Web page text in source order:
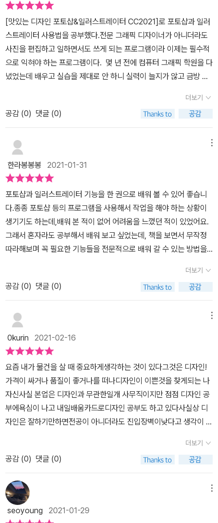
정해진 형태의 일러스트를 만들 수 있다. 또한 태블릿 펜이나 마우스
를 드래그해서 손그림 형태의 자유롭게 그린 일러스트를 완성할 수도
있다. 작업 스타일에 따라 정교한 아트웍을 만들기 위해서는 어떤 방
법으로 그리는 것이 어울리는지 선택하는 것이 좋다.이 책의 저자는
그림을 그릴 때 자신만의 독특한 개성이 묻어나는 그림을 그리는 것
은 쉽지 않지만 개성 있는 그림 스타일을 찾기 위해 일러스트레이터
권했다. 내 경우에는 일러스트레이터를 처음 배운다는 생각으로 책을
차례차례 따라해 보는 방법을 택했다. 회사에서 사용하고 있는 일러
스트레이터 프로그램이 있어서 별도로 설치할 필요는 없었다.참고로
이 책에 소개된 예제 파일과 완성 파일 등 실습 자료들은 길벗 홈페이
로드해 사용할 수 있다. 길벗 홈페이지에서 찾을 수 있다. 파트 0는 일
러스트레이터 작업을 시작하기 전에 알아야 할 기본 이론에 대해 설
명했다.본격적인 일러스트레이터 CC 2021 배우기는 도구와 패널 설
명이 들어 있는 파트 1부터다. 파트 2는 드로잉의 기본, 그리기 도구
에 대해 알아보고, 파트 3는 다양한 방법으로 채색하고 편집하는 방
법에 대해 소개했다. 파트 4는 효율적으로 문자를 디자인해 보고, 파
트 5는 그래픽 스타일 디자인하기, 파트 6는 완성도를 높이는 고급
효과에 대해 설명했다.이 책을 펼쳐 놓고 열심히 따라해 보고 있는 첫
번째 이유는 새롭게 개설한 서평 유튜브 채널 '책에끌리다'의 타이틀
했던 그림이 나오진 않았다. 이제 효율적인 학습 계획을 세우고 일러
스트레이터의 필수 기능을 배워 볼 생각이다. 조만간 새로운 로고도
만들어 포스팅으로 소개할 계획이다.이 글은 길벗 출판사로부터 도서
를 제공받아 주관적인 관점에서 살펴보고 작성했다.* 출처 : https://
blog.naver.com/twinkaka/222234016987
[맛있는 디자인 포토샵&일러스트레이터 CC2021]로 포토샵과 일러
스트레이터 사용법을 공부했다.전문 그래픽 디자이너가 아니더라도
사진을 편집하고 일하면서도 쓰게 되는 프로그램이라 이제는 필수적
으로 익혀야 하는 프로그램이다. 몇 년 전에 컴퓨터 그래픽 학원을 다
녔었는데 배우고 실습을 제대로 안 하니 실력이 늘지가 않고 금방 잊
교 광고멀티미디어디자인과, 이화여자대학교 일반대학원 시각정보디
자인과를 졸업했다. 윤이사라(포완카)님은 네이버 상위 0.1% 카페인
‘포완카(포토샵 완전정복 카페)’를 18년째 운영하고 있다. 그래픽
디자인에 꼭 필요한 포토샵과 일러스트레이터를 한번에, 그리고 가볍
게 배울 수 있어 좋다. 핵심만 골라 담아 부담 없이 학습할 수 있으며,
따로따로 배우는 것보다 두 가지 프로그램을 더욱 효과적으로 익힐
수 있다. 최신 버전인 CC 2021에 완벽히 대응하여 신기능을 빠르
게 익힐 수 있도록 도와주며, 기능을 익히는 데 최적화된 실무 예제로
기초&핵심 기능을 더욱 쉽게 학습할 수 있다. 기본 기능부터 활용법
까지 완벽하게 마스터할 수 있는 3단계 학습 방법인 [기능 실습] –
[한눈에 실습] – ​[실무 실습]의 구성은 누구나 포토샵과 일러스트레
스터디 공식 카페에서 진행하는 6주 온라인 스터디 그룹에서는 학습
과 사진을 함께 실어 혼자 독학 하기에 너무 좋은 [맛있는 디자인 포
토샵&일러스트레이터 CC2021] 교재로 완전 추천드리고 싶다!
더보기
공감 (0) 댓글 (0)
한라봉봉봉 2021-01-31
포토샵과 일러스트레이터 기능을 한 권으로 배워 볼 수 있어 좋습니
다.종종 포토샵 등의 프로그램을 사용해서 작업을 해야 하는 상황이
생기기도 하는데,배워 본 적이 없어 어려움을 느꼈던 적이 있었어요.
그래서 혼자라도 공부해서 배워 보고 싶었는데, 책을 보면서 무작정
따라해보며 꼭 필요한 기능들을 전문적으로 배워 갈 수 있는 방법을
면서, 설명도 이해하기 쉽도록 꼭 필요한 내용들만 담아내고 있어 독
학으로도 어렵지 않게 공부해 볼 수 있을 것 같습니다.
더보기
공감 (0) 댓글 (0)
0kurin 2021-02-16
요즘 내가 물건을 살 때 중요하게생각하는 것이 있다그것은 디자인!
가격이 싸거나 품질이 좋거나를 떠나디자인이 이쁜것을 찾게되는 나
자신​사실 본업은 디자인과 무관한일개 사무직이지만 점점 디자인 공
부에욕심이 나고 내일배움카드로디자인 공부도 하고 있다​사실상 디
자인은 잘하기만하면전공이 아니더라도 진입장벽이낮다고 생각이 된
직하거나 부업으로 삼을 수 있다는 말이다.​그렇기에 나는 현대사회를
살아가고있는 사람들에게 말하고 싶다.당신의 가치를 높이고 싶다면
디자인을 배워라라고​어도비사 포토샵은 다양한 버전이있다 CS4, C
S6을 넘어이제는 CC버전까지 나왔는데이 CC버전이 굉장히 복잡하
고다양한 기능을 포함하고 있어디자이너들에게 이 CC버전을사용하
는 것은 필수가 되었다.​잘쓰기만 하면 본인이 생각하는것을 더욱 잘
더보기
공감 (0) 댓글 (0)
seoyoung 2021-01-29